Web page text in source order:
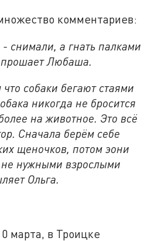
комментариев:
снимали, а гнать палками
Любаша.
собаки бегают стаями
никогда не бросится
на животное. Это всё
Сначала берём себе
щеночков, потом эони
не нужными взрослыми
Ольга.
марта, в Троицке